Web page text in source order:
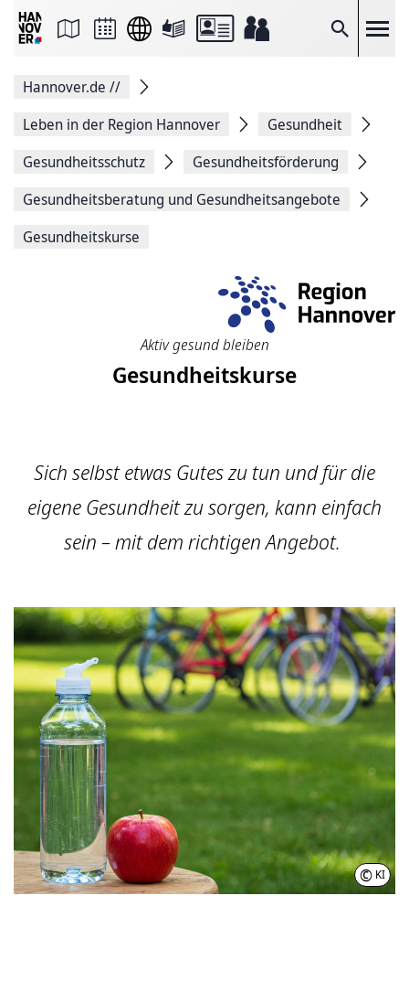
Suche
Seite
Facebook
teilen
Seitenlink
Seite
Hannover.de //
Leben in der Region Hannover
Gesundheit
Gesundheitsschutz
Gesundheitsförderung
Gesundheitsberatung und Gesundheitsangebote
Gesundheitskurse
Aktiv gesund bleiben
Gesundheitskurse
Sich selbst etwas Gutes zu tun und für die
eigene Gesundheit zu sorgen, kann einfach
sein – mit dem richtigen Angebot.
© KI